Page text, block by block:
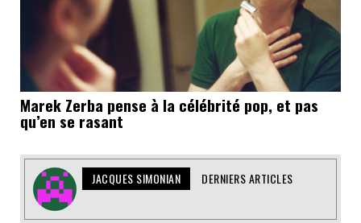
Marek Zerba pense à la célébrité pop, et pas
qu’en se rasant
JACQUES SIMONIAN DERNIERS ARTICLES